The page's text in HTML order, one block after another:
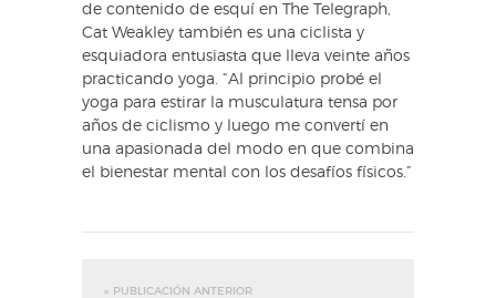
de contenido de esquí en The Telegraph,
Cat Weakley también es una ciclista y
esquiadora entusiasta que lleva veinte años
practicando yoga. “Al principio probé el
yoga para estirar la musculatura tensa por
años de ciclismo y luego me convertí en
una apasionada del modo en que combina
el bienestar mental con los desafíos físicos.”
« PUBLICACIÓN ANTERIOR